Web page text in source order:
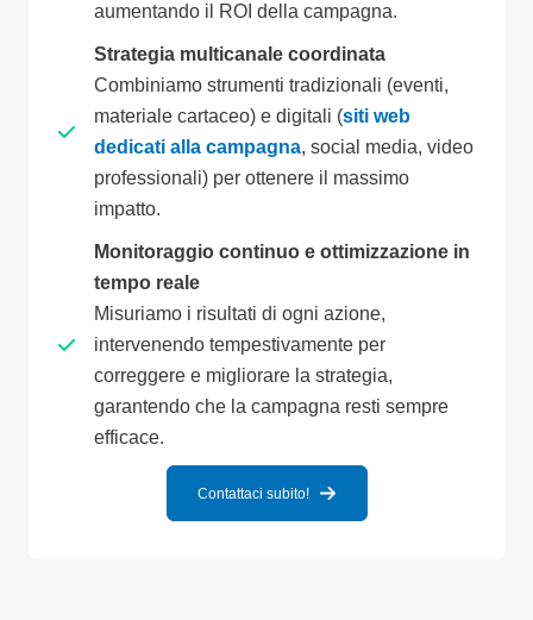
aumentando il ROI della campagna.
Strategia multicanale coordinata
Combiniamo strumenti tradizionali (eventi,
materiale cartaceo) e digitali (siti web
dedicati alla campagna, social media, video
professionali) per ottenere il massimo
impatto.
Monitoraggio continuo e ottimizzazione in
tempo reale
Misuriamo i risultati di ogni azione,
intervenendo tempestivamente per
correggere e migliorare la strategia,
garantendo che la campagna resti sempre
efficace.
Contattaci subito!